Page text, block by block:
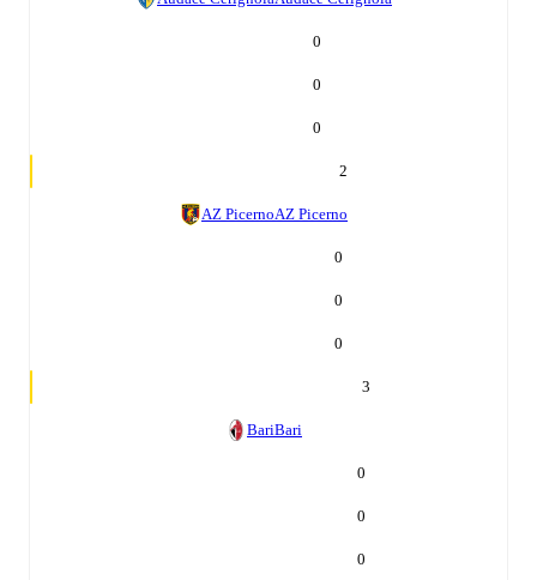
0
0
0
2
AZ PicernoAZ Picerno
0
0
0
3
BariBari
0
0
0